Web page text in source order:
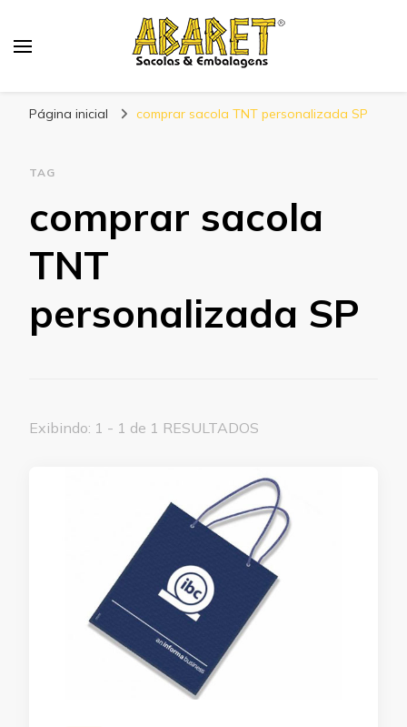
Página inicial comprar sacola TNT personalizada SP
TAG
comprar sacola
TNT
personalizada SP
Exibindo: 1 - 1 de 1 RESULTADOS